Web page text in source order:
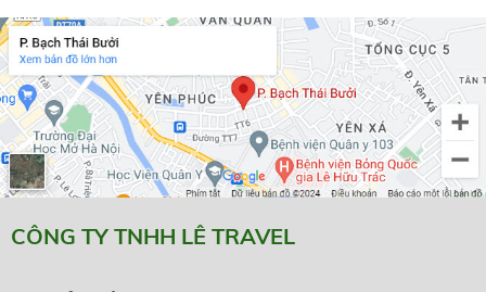
CÔNG TY TNHH LÊ TRAVEL